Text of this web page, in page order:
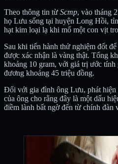
Theo thông tin từ Scmp, vào tháng
họ Lưu sống tại huyện Long Hồi,
hạt kim loại lạ khi mổ một con vịt
Sau khi tiến hành thử nghiệm đốt
được xác nhận là vàng thật. Tổng
khoảng 10 gram, với giá trị ước tính
đương khoảng 45 triệu đồng.
Đối với gia đình ông Lưu, phát hiện
của ông cho rằng đây là một dấu
điềm lành bất ngờ đến từ chính